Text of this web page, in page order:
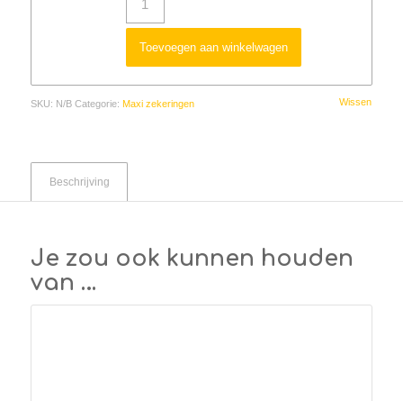
Wissen
Toevoegen aan winkelwagen
SKU: N/B Categorie: Maxi zekeringen
Beschrijving
Je zou ook kunnen houden
van …